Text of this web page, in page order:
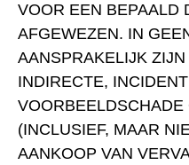
VOOR EEN BEPAALD
AFGEWEZEN. IN
AANSPRAKELIJK
INDIRECTE,
(INCLUSIEF, MAAR
AANKOOP VAN